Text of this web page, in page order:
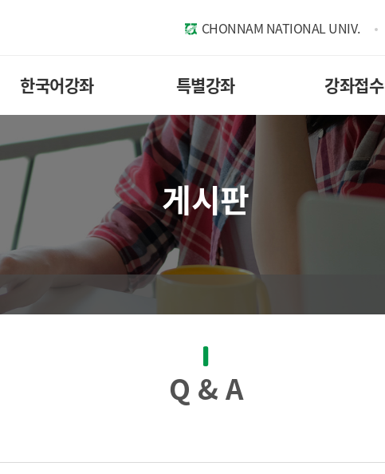
CHONNAM NATIONAL UNIV.
한국어강좌 특별강좌 강좌접수
게시판
Q & A